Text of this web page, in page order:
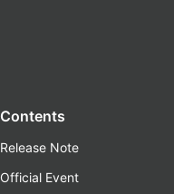
Contents
Release Note
Official Event